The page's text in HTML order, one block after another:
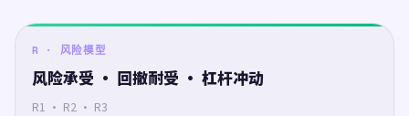
R · 风险模型
风险承受 · 回撤耐受 · 杠杆冲动
R1 · R2 · R3